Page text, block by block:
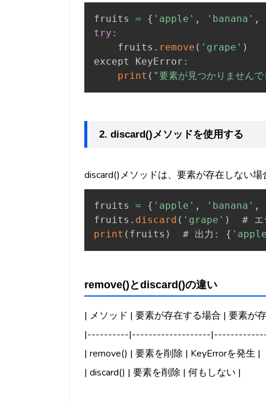
fruits = { 'apple' , 'banana' ,
try :
    fruits
. remove ( 'grape' )
except KeyError :
print ( "要素が見つかりません
2. discard()メソッドを使用する
discard()メソッドは、要素が存在しない
fruits = { 'apple' , 'banana' ,
fruits . discard ( 'grape' )
print ( fruits )
  # 出力
: {
remove()とdiscard()の違い
| メソッド | 要素が存在する場合 | 要素が
|----------|-------------------
| remove() | 要素を削除 | KeyErrorを発生 |
| discard() | 要素を削除 | 何もしない |